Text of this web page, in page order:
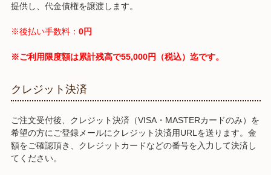
提供し、代金債権を譲渡します。
※後払い手数料： 0円
※ご利用限度額は累計残高で55,000円（税込）迄です。
クレジット決済
ご注文受付後、クレジット決済（VISA・MASTERカードのみ）を
希望の方にご登録メールにクレジット決済用URLを送ります。金
額をご確認頂き、クレジットカードなどの番号を入力して決済し
てください。